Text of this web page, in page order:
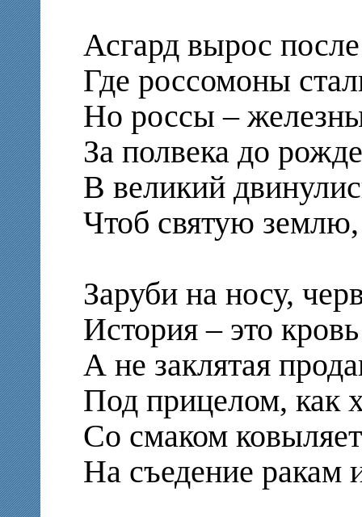
Асгард вырос
Где россомоны
Но россы –
За полвека до
В великий
Чтоб святую
Заруби на носу,
История – это
А не заклятая
Под прицелом, как
Со смаком
На съедение ракам